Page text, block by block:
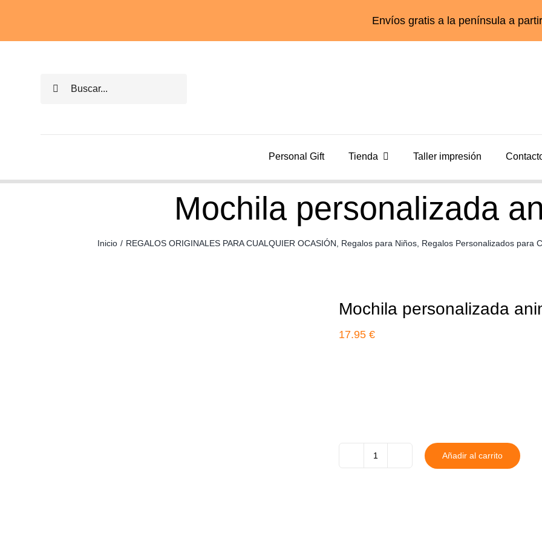
Envíos gratis a la península a partir de 55€
Buscar:
Personal Gift Tienda Taller impresión
Mochila personalizada
Inicio / REGALOS ORIGINALES PARA CUALQUIER OCASIÓN Regalos para Niños, Regalos Personalizados para
Mochila personalizada
17.95 €
Añadir al carrito